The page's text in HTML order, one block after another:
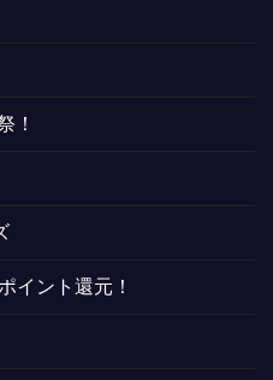
！
イント還元！